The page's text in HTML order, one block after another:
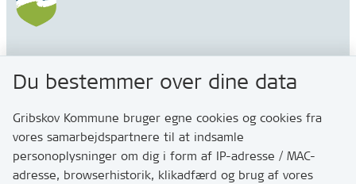
3200 Helsinge
Kontakt
Du bestemmer over dine data
Gribskov Kommune bruger egne cookies og cookies fra
vores samarbejdspartnere til at indsamle
personoplysninger om dig i form af IP-adresse / MAC-
adresse, browserhistorik, klikadfærd og brug af vores